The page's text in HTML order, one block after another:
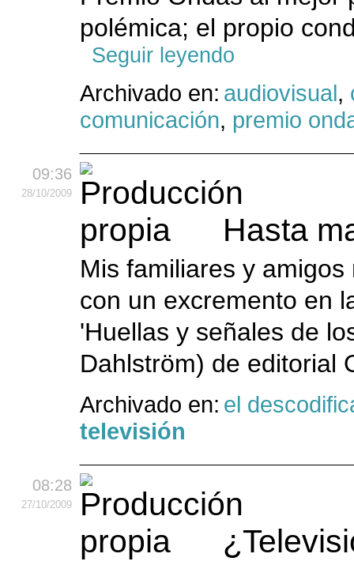
polémica; el propio
Seguir leyendo
Archivado en: audiovisual,
comunicación, premio
09:36
28/10/2009
Hasta
Mis familiares y
con un excremento en
'Huellas y señales de
Dahlström) de editorial
Archivado en: el
televisión
08:28
27/10/2009